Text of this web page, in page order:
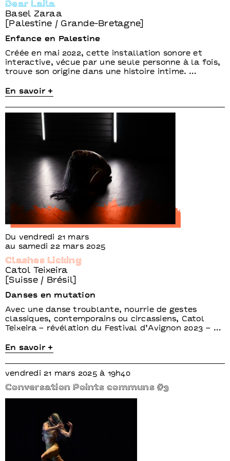
Dear Laila
Basel Zaraa
[Palestine / Grande-Bretagne]
Enfance en Palestine
Créée en mai 2022, cette installation sonore et
interactive, vécue par une seule personne à la fois,
trouve son origine dans une histoire intime. …
En savoir +
Du vendredi 21 mars
au samedi 22 mars 2025
Clashes Licking
Catol Teixeira
[Suisse / Brésil]
Danses en mutation
Avec une danse troublante, nourrie de gestes
classiques, contemporains ou circassiens, Catol
Teixeira – révélation du Festival d’Avignon 2023 – …
En savoir +
vendredi 21 mars 2025 à 19h40
Conversation Points communs #3